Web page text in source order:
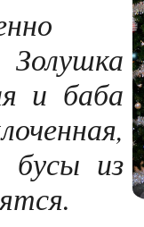
и баба
бусы из